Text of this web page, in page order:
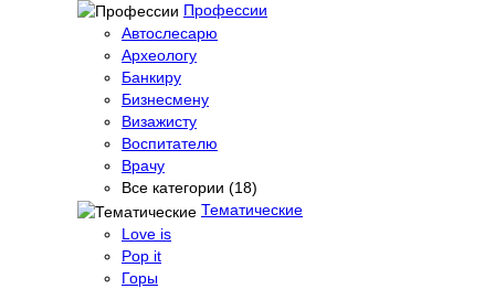
Профессии
Автослесарю
Археологу
Банкиру
Бизнесмену
Визажисту
Воспитателю
Врачу
Все категории (18)
Тематические
Love is
Pop it
Горы